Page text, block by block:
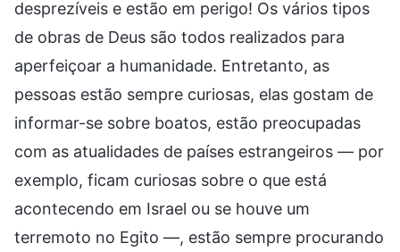
desprezíveis e estão em perigo! Os vários tipos
de obras de Deus são todos realizados para
aperfeiçoar a humanidade. Entretanto, as
pessoas estão sempre curiosas, elas gostam de
informar-se sobre boatos, estão preocupadas
com as atualidades de países estrangeiros — por
exemplo, ficam curiosas sobre o que está
acontecendo em Israel ou se houve um
terremoto no Egito —, estão sempre procurando